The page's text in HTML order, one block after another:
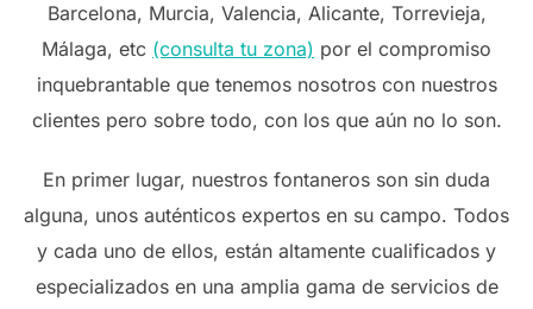
Barcelona, Murcia, Valencia, Alicante, Torrevieja,
Málaga, etc (consulta tu zona) por el compromiso
inquebrantable que tenemos nosotros con nuestros
clientes pero sobre todo, con los que aún no lo son.
En primer lugar, nuestros fontaneros son sin duda
alguna, unos auténticos expertos en su campo. Todos
y cada uno de ellos, están altamente cualificados y
especializados en una amplia gama de servicios de